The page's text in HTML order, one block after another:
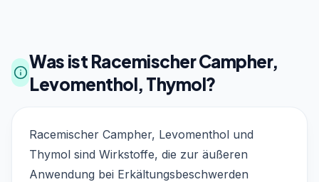
Was ist Racemischer Campher,
Levomenthol, Thymol?
Racemischer Campher, Levomenthol und
Thymol sind Wirkstoffe, die zur äußeren
Anwendung bei Erkältungsbeschwerden